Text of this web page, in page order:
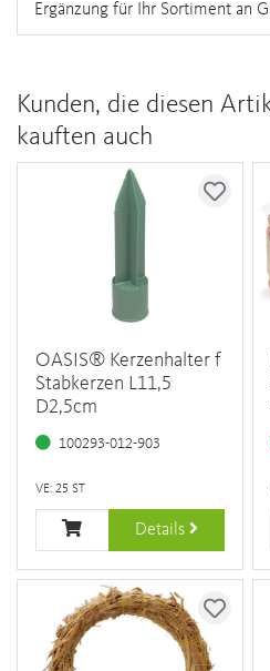
Ergänzung für Ihr Sortiment an
Kunden, die diesen
kauften auch
OASIS® Kerzenhalter f
Stabkerzen L11,5
D2,5cm
100293-012-903
VE: 25 ST
Details